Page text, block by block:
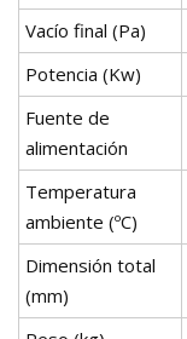
Vacío final (Pa)
Potencia (Kw)
Fuente de
alimentación
Temperatura
ambiente (ºC)
Dimensión total
(mm)